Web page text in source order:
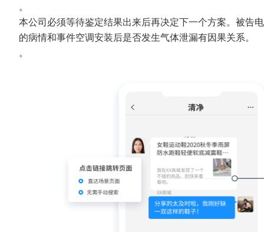
。
本公司必须等待鉴定结果出来后再决定下一个方案。被告
的病情和事件空调安装后是否发生气体泄漏有因果关系。
。